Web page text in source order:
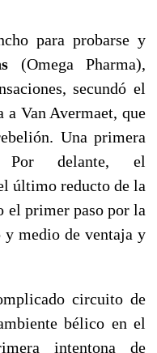
para probarse y
(Omega Pharma),
secundó el
a Van Avermaet, que
Una primera
Por delante, el
último reducto de la
el primer paso por la
medio de ventaja y
circuito de
bélico en el
intentona de